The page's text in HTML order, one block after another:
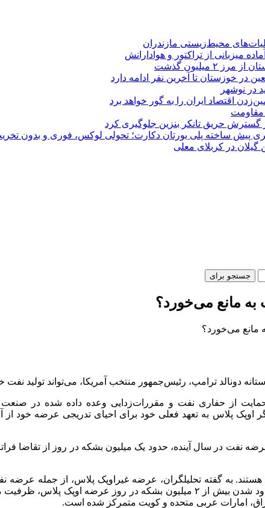
میزبانی از تراکتور و هوادارانش
۲ میلیون گذشت
در خوزستان تا آخرین نفر ادامه دارد
در نوشهر
اقتصاد ایران را به گور خواهد برد
مقاومت
گسترش حریق تانکر بنزین جلوگیری کرد
پیش ساخته پلی یورتان دکارت؛ تحولی لوکس، فوری و بدون
در کربلای معلی
جستجو برای
به مانع می‌خورد؟
دونالد ترامپ، رئیس‌جمهور منتخب آمریکا، می‌تواند تولید
از حفاری نفت و مقررات‌زدایی وعده داده شده در
نفت در سال آینده، حدود یک میلیون بشکه در روز از تقاضا
به گفته تحلیلگران، عرضه غیراوپک پلاس، از جمله
پلاس را جبران خواهد کرد. با محدود شدن بیش از ۲ میلیون بشکه
امارات عربی متحده و کویت متمرکز شده است.